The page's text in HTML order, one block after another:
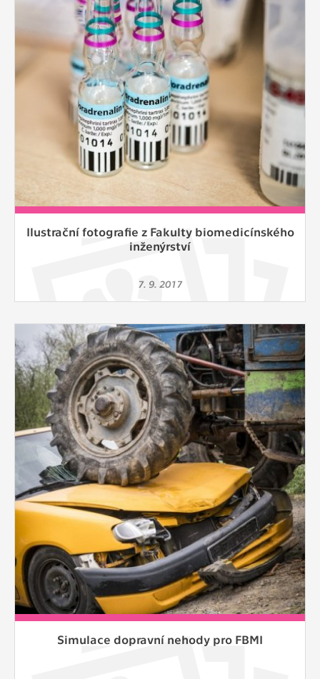
Cookies, které aplikace nedokáže zařadit.
Naším cílem je, aby tato kategorie
zůstala prázdná a všechny cookies byly
přiřazeny do některé z kategorií
uvedených výše.
Ilustrační fotografie z Fakulty biomedicínského
inženýrství
7. 9. 2017
Simulace dopravní nehody pro FBMI